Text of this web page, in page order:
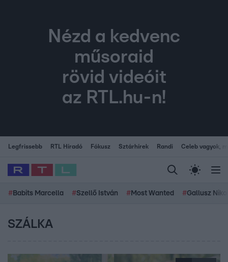
Nézd a kedvenc
műsoraid
rövid videóit
az RTL.hu-n!
Legfrissebb RTL Híradó Fókusz Sztárhírek Randi Celeb vagyok,
# Babits Marcella #Szellő István # Most Wanted #Gallusz
SZÁLKA